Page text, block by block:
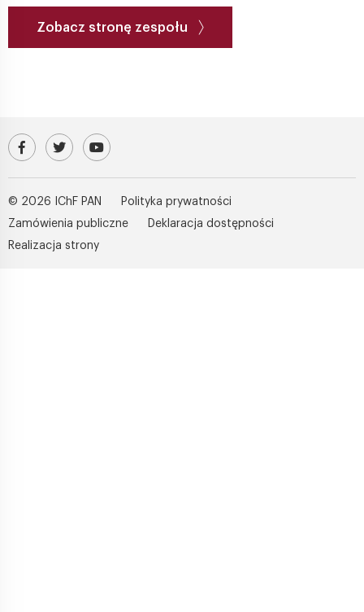
Zobacz stronę zespołu
Odwiedź nasz profil na Facebooku
Profil IChF PAN na platformie X (Twitter)
Kanał IChF PAN w serwisie YouTube
© 2026 IChF PAN
Polityka prywatności
Zamówienia publiczne
Deklaracja dostępności
Realizacja strony